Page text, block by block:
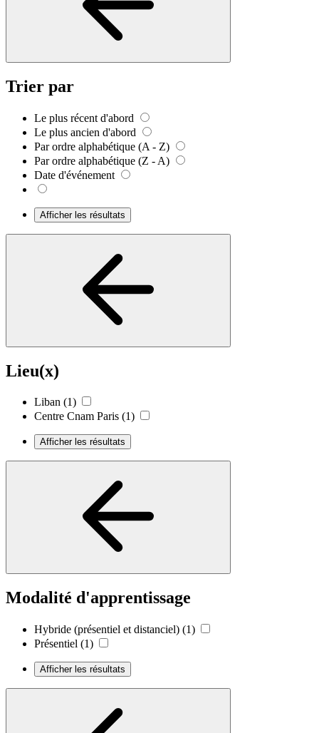
Trier par
Le plus récent d'abord
Le plus ancien d'abord
Par ordre alphabétique (A - Z)
Par ordre alphabétique (Z - A)
Date d'événement
Afficher les résultats
Lieu(x)
Liban (1)
Centre Cnam Paris (1)
Afficher les résultats
Modalité d'apprentissage
Hybride (présentiel et distanciel) (1)
Présentiel (1)
Afficher les résultats